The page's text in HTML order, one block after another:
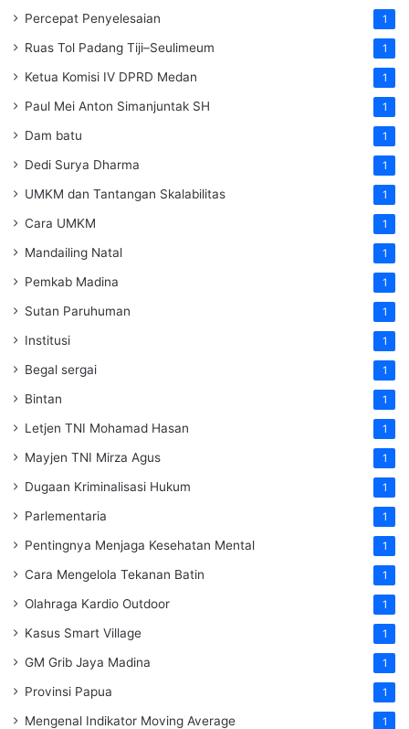
Percepat Penyelesaian 1
Ruas Tol Padang Tiji–Seulimeum 1
Ketua Komisi IV DPRD Medan 1
Paul Mei Anton Simanjuntak SH 1
Dam batu 1
Dedi Surya Dharma 1
UMKM dan Tantangan Skalabilitas 1
Cara UMKM 1
Mandailing Natal 1
Pemkab Madina 1
Sutan Paruhuman 1
Institusi 1
Begal sergai 1
Bintan 1
Letjen TNI Mohamad Hasan 1
Mayjen TNI Mirza Agus 1
Dugaan Kriminalisasi Hukum 1
Parlementaria 1
Pentingnya Menjaga Kesehatan Mental 1
Cara Mengelola Tekanan Batin 1
Olahraga Kardio Outdoor 1
Kasus Smart Village 1
GM Grib Jaya Madina 1
Provinsi Papua 1
Mengenal Indikator Moving Average 1